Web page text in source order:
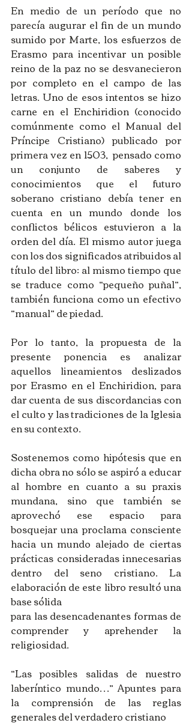
En medio de un período que no
parecía augurar el fin de un mundo
sumido por Marte, los esfuerzos de
Erasmo para incentivar un posible
reino de la paz no se desvanecieron
por completo en el campo de las
letras. Uno de esos intentos se hizo
carne en el Enchiridion (conocido
comúnmente como el Manual del
Príncipe Cristiano) publicado por
primera vez en 1503,  pensado como
un conjunto de saberes y
conocimientos que el futuro
soberano cristiano debía tener en
cuenta en un mundo donde los
conflictos bélicos estuvieron a la
orden del día. El mismo autor juega
con los dos significados atribuidos al
título del libro: al mismo tiempo que
se traduce como “pequeño puñal”,
también funciona como un efectivo
“manual” de piedad.
Por lo tanto, la propuesta de la
presente ponencia es analizar
aquellos lineamientos deslizados
por Erasmo en el Enchiridion, para
dar cuenta de sus discordancias con
el culto y las tradiciones de la Iglesia
en su contexto.
Sostenemos como hipótesis que en
dicha obra no sólo se aspiró a educar
al hombre en cuanto a su praxis
mundana, sino que también se
aprovechó ese espacio para
bosquejar una proclama consciente
hacia un mundo alejado de ciertas
prácticas consideradas innecesarias
dentro del seno cristiano. La
elaboración de este libro resultó una
base sólida
para las desencadenantes formas de
comprender y aprehender la
religiosidad.
“Las posibles salidas de nuestro
laberíntico mundo…” Apuntes para
la comprensión de las reglas
generales del verdadero cristiano